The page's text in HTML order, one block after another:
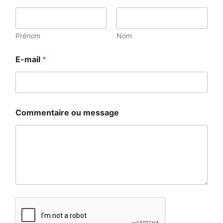
Prénom Nom
E-mail *
Commentaire ou message